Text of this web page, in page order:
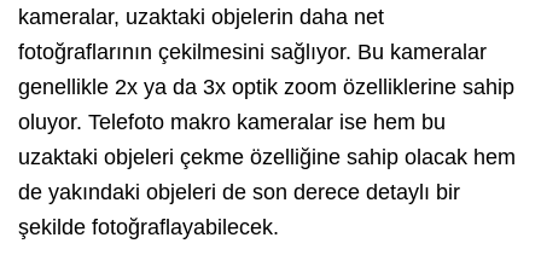
kameralar, uzaktaki objelerin daha net
fotoğraflarının çekilmesini sağlıyor. Bu kameralar
genellikle 2x ya da 3x optik zoom özelliklerine sahip
oluyor. Telefoto makro kameralar ise hem bu
uzaktaki objeleri çekme özelliğine sahip olacak hem
de yakındaki objeleri de son derece detaylı bir
şekilde fotoğraflayabilecek.